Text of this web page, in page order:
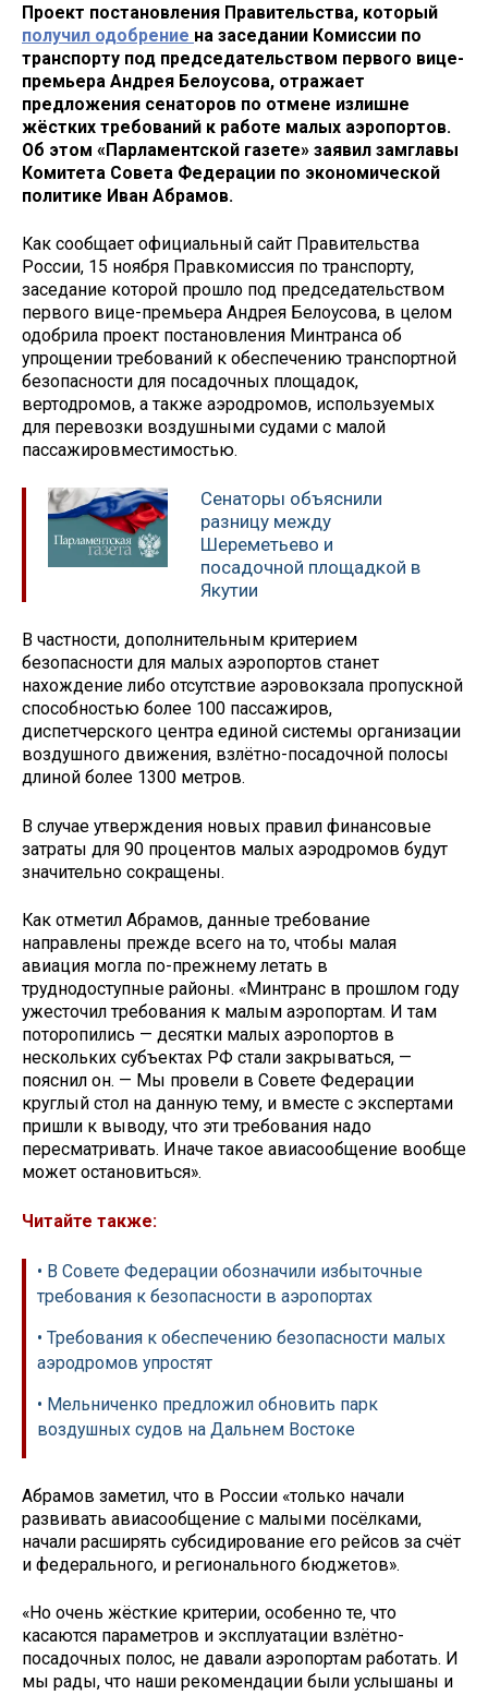
Проект постановления Правительства, который
получил одобрение на заседании Комиссии по
транспорту под председательством первого вице-
премьера Андрея Белоусова, отражает
предложения сенаторов по отмене излишне
жёстких требований к работе малых аэропортов.
Об этом «Парламентской газете» заявил замглавы
Комитета Совета Федерации по экономической
политике Иван Абрамов.
Как сообщает официальный сайт Правительства
России, 15 ноября Правкомиссия по транспорту,
заседание которой прошло под председательством
первого вице-премьера Андрея Белоусова, в целом
одобрила проект постановления Минтранса об
упрощении требований к обеспечению транспортной
безопасности для посадочных площадок,
вертодромов, а также аэродромов, используемых
для перевозки воздушными судами с малой
пассажировместимостью.
Сенаторы объяснили
разницу между
Шереметьево и
посадочной площадкой в
Якутии
В частности, дополнительным критерием
безопасности для малых аэропортов станет
нахождение либо отсутствие аэровокзала пропускной
способностью более 100 пассажиров,
диспетчерского центра единой системы организации
воздушного движения, взлётно-посадочной полосы
длиной более 1300 метров.
В случае утверждения новых правил финансовые
затраты для 90 процентов малых аэродромов будут
значительно сокращены.
Как отметил Абрамов, данные требование
направлены прежде всего на то, чтобы малая
авиация могла по-прежнему летать в
труднодоступные районы. «Минтранс в прошлом году
ужесточил требования к малым аэропортам. И там
поторопились — десятки малых аэропортов в
нескольких субъектах РФ стали закрываться, —
пояснил он. — Мы провели в Совете Федерации
круглый стол на данную тему, и вместе с экспертами
пришли к выводу, что эти требования надо
пересматривать. Иначе такое авиасообщение вообще
может остановиться».
Читайте также:
• В Совете Федерации обозначили избыточные
требования к безопасности в аэропортах
• Требования к обеспечению безопасности малых
аэродромов упростят
• Мельниченко предложил обновить парк
воздушных судов на Дальнем Востоке
Абрамов заметил, что в России «только начали
развивать авиасообщение с малыми посёлками,
начали расширять субсидирование его рейсов за счёт
и федерального, и регионального бюджетов».
«Но очень жёсткие критерии, особенно те, что
касаются параметров и эксплуатации взлётно-
посадочных полос, не давали аэропортам работать. И
мы рады, что наши рекомендации были услышаны и